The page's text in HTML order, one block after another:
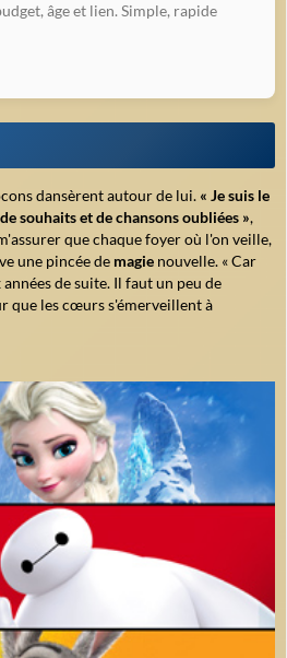
âge et lien. Simple, rapide
dansèrent autour de lui. « Je suis le
souhaits et de chansons oubliées »,
que chaque foyer où l'on veille,
une pincée de magie nouvelle. « Car
de suite. Il faut un peu de
que les cœurs s'émerveillent à